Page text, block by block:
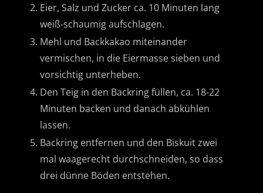
Eier, Salz und Zucker ca. 10 Minuten lang
weiß-schaumig aufschlagen.
Mehl und Backkakao miteinander
vermischen, in die Eiermasse sieben und
vorsichtig unterheben.
Den Teig in den Backring füllen, ca. 18-22
Minuten backen und danach abkühlen
lassen.
Backring entfernen und den Biskuit zwei
mal waagerecht durchschneiden, so dass
drei dünne Böden entstehen.